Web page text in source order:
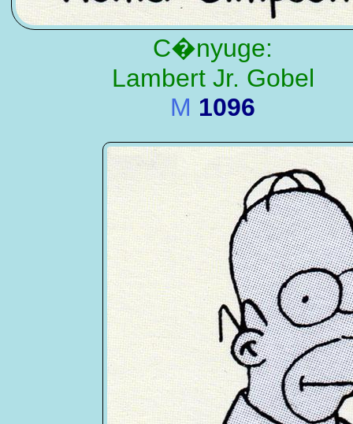
C�nyuge:
Lambert Jr. Gobel
M 1096